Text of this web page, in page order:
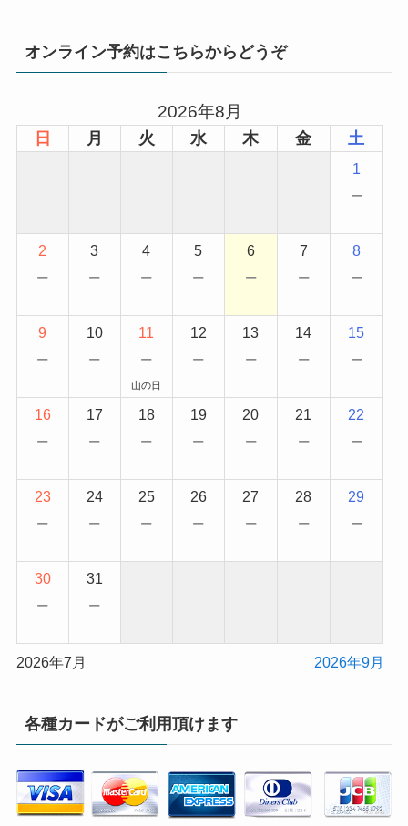
オンライン予約はこちらからどうぞ
2026年8月
日 月 火 水 木 金 土
1
−
2
−
3
−
4
−
5
−
6
−
7
−
8
−
9
−
10
−
11
−
山の日
12
−
13
−
14
−
15
−
16
−
17
−
18
−
19
−
20
−
21
−
22
−
23
−
24
−
25
−
26
−
27
−
28
−
29
−
30
−
31
−
2026年7月 2026年9月
各種カードがご利用頂けます